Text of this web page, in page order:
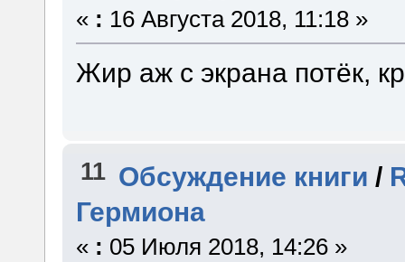
« : 16 Августа 2018, 11:18 »
Жир аж с экрана потёк,
11 Обсуждение книги /
Гермиона
« : 05 Июля 2018, 14:26 »